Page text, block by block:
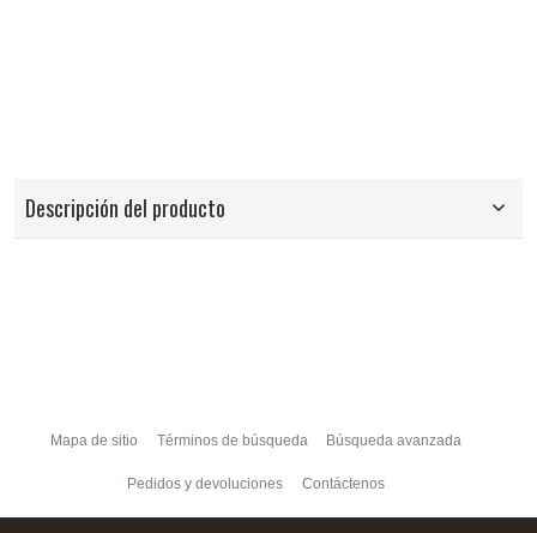
Descripción del producto
Mapa de sitio Términos de búsqueda Búsqueda avanzada
Pedidos y devoluciones Contáctenos